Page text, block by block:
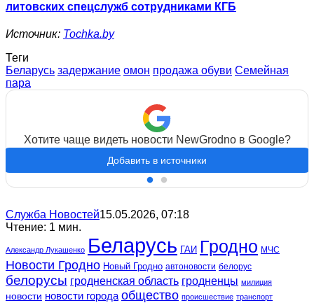
литовских спецслужб сотрудниками КГБ
Источник: Tochka.by
Теги
Беларусь задержание омон продажа обуви Семейная
пара
Хотите чаще видеть новости NewGrodno в Google?
Добавить в источники
Служба Новостей15.05.2026, 07:18
Чтение: 1 мин.
Александр Лукашенко Беларусь ГАИ Гродно МЧС
Новости Гродно Новый Гродно автоновости белорус
белорусы гродненская область гродненцы милиция
новости новости города общество происшествие транспорт